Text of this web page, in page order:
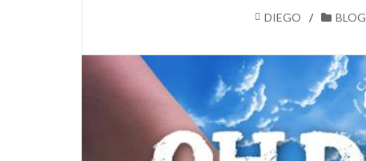
DIEGO BLOG